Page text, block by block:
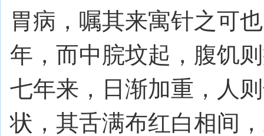
胃病，嘱其来寓针之可
年，而中脘坟起，腹饥
七年来，日渐加重，人
状，其舌满布红白相间